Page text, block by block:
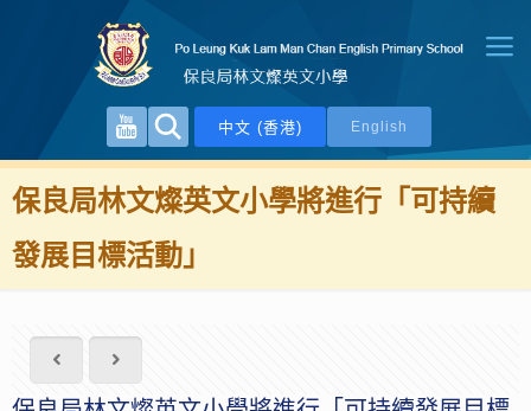
中文 (香港) English
保良局林文燦英文小學將進行「可持續
發展目標活動」